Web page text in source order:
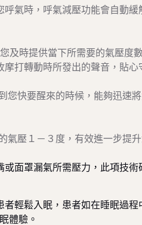
氣時，呼氣減壓功能會自動
及時提供當下所需要的氣壓度
打轉動時所發出的聲音，貼心
您快要醒來的時候，能夠迅速
氣壓１－３度，有效進一步提
面罩漏氣所需壓力，此項技
輕鬆入眠，患者如在睡眠過程
體驗。